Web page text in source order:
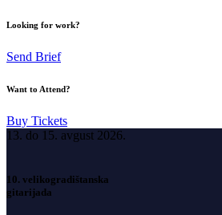
Looking for work?
Send Brief
Want to Attend?
Buy Tickets
13. do 15. avgust 2026.
10. velikogradištanska
gitarijada